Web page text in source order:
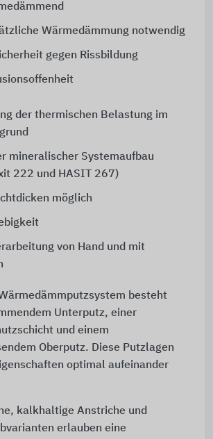
Wärmedämmung notwendig
gegen Rissbildung
der thermischen Belastung im
mineralischer Systemaufbau
222 und HASIT 267)
möglich
von Hand und mit
besteht
Unterputz, einer
und einem
Oberputz. Diese Putzlagen
optimal aufeinander
kalkhaltige Anstriche und
erlauben eine